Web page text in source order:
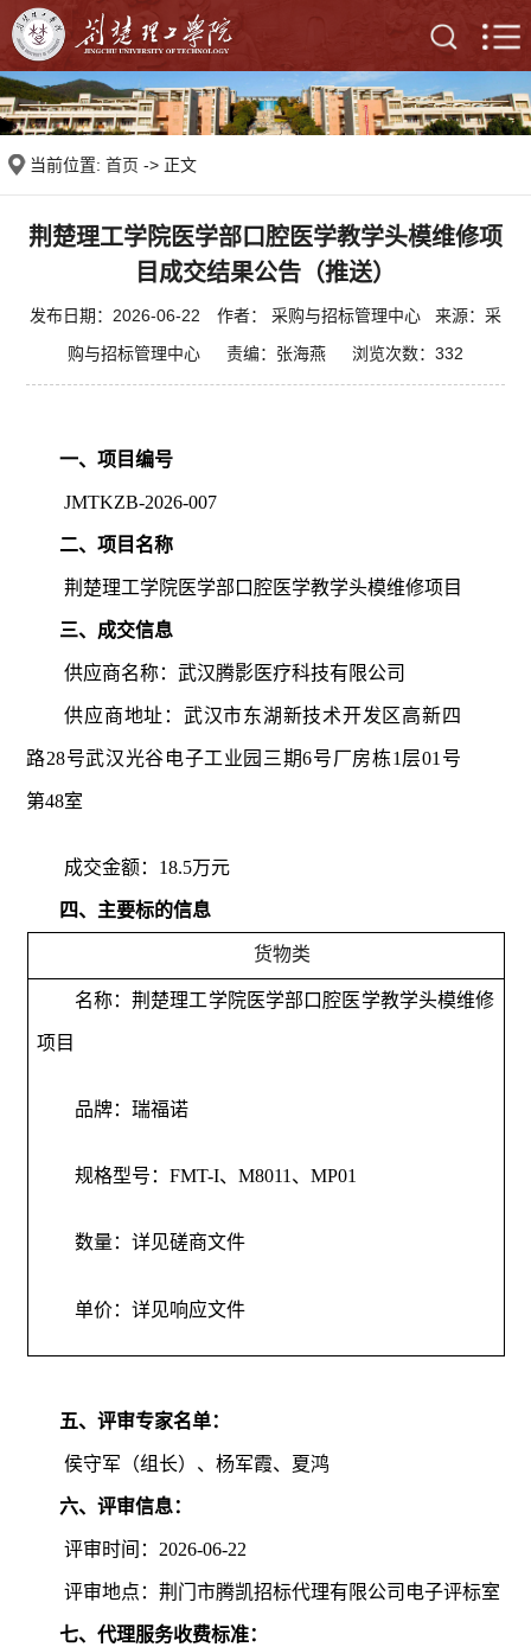
当前位置: 首页 -> 正文
荆楚理工学院医学部口腔医学教学头模维修项
目成交结果公告（推送）
发布日期：2026-06-22 作者： 采购与招标管理中心 来源：采
购与招标管理中心 责编：张海燕 浏览次数： 332
一、项目编号
JMTKZB-2026-007
二、项目名称
荆楚理工学院医学部口腔医学教学头模维修项目
三、成交信息
供应商名称：武汉腾影医疗科技有限公司
供应商地址：武汉市东湖新技术开发区高新四
路28号武汉光谷电子工业园三期6号厂房栋1 层01 号
第48室
成交金额： 18.5万元
四、主要标的信息
货物类
名称：荆楚理工学院医学部口腔医学教学头模维修
项目
品牌：瑞福诺
规格型号： FMT-I、 M8011 、 MP01
数量：详见磋商文件
单价：详见响应文件
五、评审专家名单：
侯守军（组长）、杨军霞、夏鸿
六、评审信息：
评审时间： 2026-06-22
评审地点：荆门市腾凯招标代理有限公司电子评标室
七、代理服务收费标准：